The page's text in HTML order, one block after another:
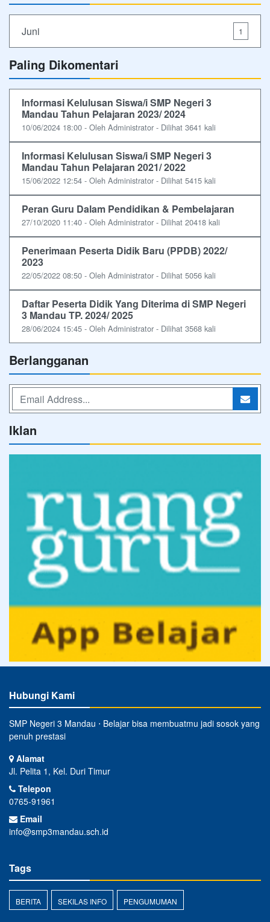
Juni 1
Paling Dikomentari
Informasi Kelulusan Siswa/i SMP Negeri 3
Mandau Tahun Pelajaran 2023/ 2024
10/06/2024 18:00 - Oleh Administrator - Dilihat 3641 kali
Informasi Kelulusan Siswa/i SMP Negeri 3
Mandau Tahun Pelajaran 2021/ 2022
15/06/2022 12:54 - Oleh Administrator - Dilihat 5415 kali
Peran Guru Dalam Pendidikan & Pembelajaran
27/10/2020 11:40 - Oleh Administrator - Dilihat 20418 kali
Penerimaan Peserta Didik Baru (PPDB) 2022/
2023
22/05/2022 08:50 - Oleh Administrator - Dilihat 5056 kali
Daftar Peserta Didik Yang Diterima di SMP Negeri
3 Mandau TP. 2024/ 2025
28/06/2024 15:45 - Oleh Administrator - Dilihat 3568 kali
Berlangganan
Iklan
Hubungi Kami
SMP Negeri 3 Mandau ⋅ Belajar bisa membuatmu jadi sosok yang
penuh prestasi
Alamat
Jl. Pelita 1, Kel. Duri Timur
Telepon
0765-91961
Email
info@smp3mandau.sch.id
Tags
BERITA SEKILAS INFO PENGUMUMAN